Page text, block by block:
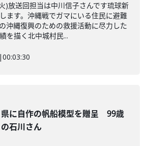
)放送回担当は中川信子さんです琉球新
ます。沖縄戦でガマにいる住民に避難
沖縄復興のための救援活動に尽力した
を描く北中城村民...
|00:03:30
県に自作の帆船模型を贈呈 99歳
の石川さん